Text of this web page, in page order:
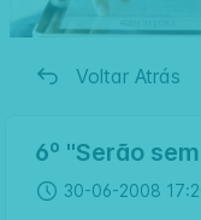
Voltar Atrás
6º "Serão
30-06-2008